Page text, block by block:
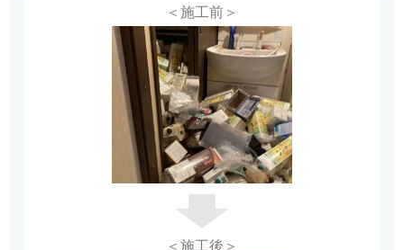
＜施工前＞
＜施工後＞